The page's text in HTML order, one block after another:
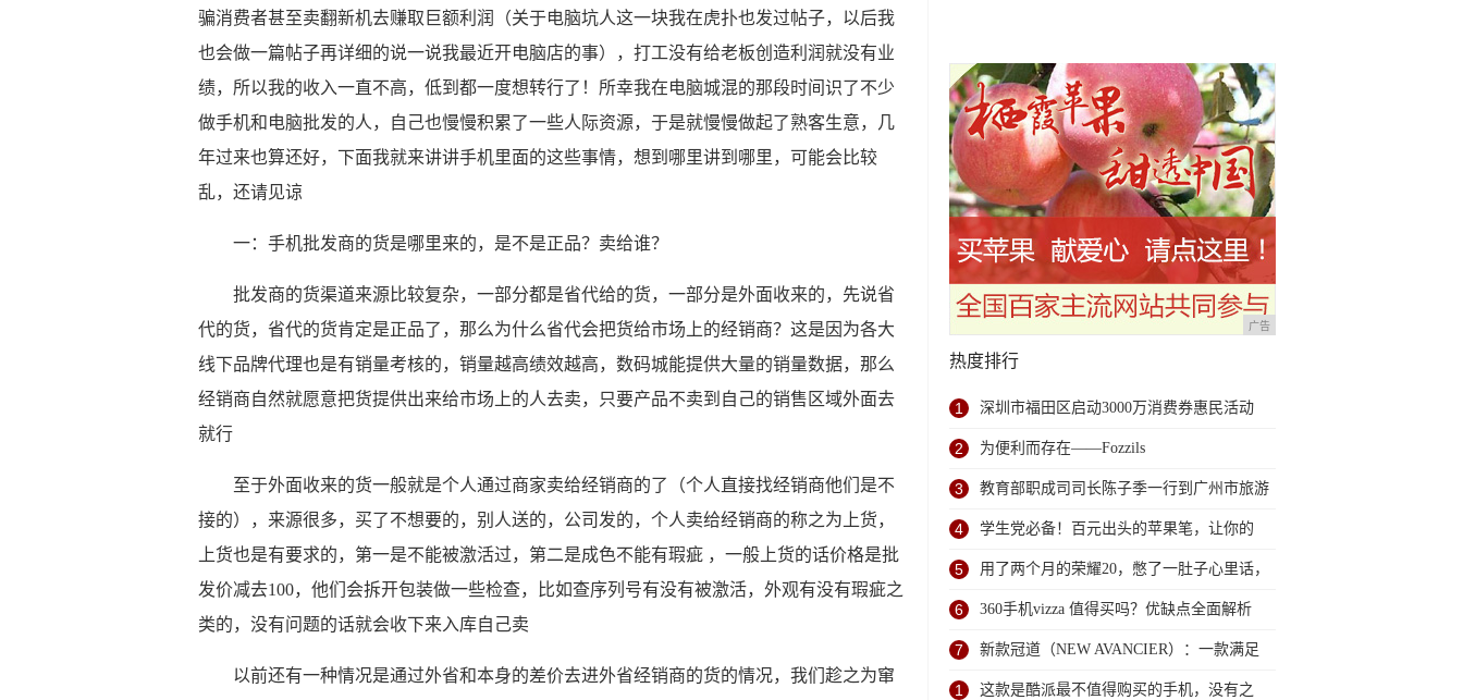
骗消费者甚至卖翻新机去赚取巨额利润（关于电脑坑人这一块我在虎扑也发过帖子，以后我
也会做一篇帖子再详细的说一说我最近开电脑店的事），打工没有给老板创造利润就没有业
绩，所以我的收入一直不高，低到都一度想转行了！所幸我在电脑城混的那段时间识了不少
做手机和电脑批发的人，自己也慢慢积累了一些人际资源，于是就慢慢做起了熟客生意，几
年过来也算还好，下面我就来讲讲手机里面的这些事情，想到哪里讲到哪里，可能会比较
乱，还请见谅
一：手机批发商的​货是哪里来的，是不是正品？卖给谁？
批发商的货渠道来源比较复杂，一部分都是省代给的货，一部分是外面收来的，先说省
代的货，省代的货肯定是正品了，那么为什么省代会把货给市场上的经销商？这是因为各大
线下品牌代理也是有销量考核的，销量越高绩效越高，数码城能提供大量的销量数据，那么
经销商自然就愿意把货提供出来给市场上的人去卖，只要产品不卖到自己的销售区域外面去
就行
至于外面收来的货一般就是个人通过商家卖给经销商的了（个人直接找经销商他们是不
接的），来源很多，买了不想要的，别人送的，公司发的，个人卖给经销商的称之为上货，
上货也是有要求的，第一是不能被激活过，第二是成色不能有瑕疵 ，一般上货的话价格是批
发价减去100，他们会拆开包装做一些检查，比如查序列号有没有被激活，外观有没有瑕疵之
类的，没有问题的话就会收下来入库自己卖
以前还有一种情况是通过外省和本身的差价去进外省经销商的货的情况，我们趁之为窜
广告
热度排行
1 深圳市福田区启动3000万消费券惠民活动
2 为便利而存在——Fozzils
3 教育部职成司司长陈子季一行到广州市旅游
商务职业学校考察调研
4 学生党必备！百元出头的苹果笔，让你的
iPad成为学习神器
5 用了两个月的荣耀20，憋了一肚子心里话，
今天终于一吐为快
6 360手机vizza 值得买吗？优缺点全面解析
7 新款冠道（NEW AVANCIER）：一款满足
任何苛刻要求的SUV
1 这款是酷派最不值得购买的手机，没有之